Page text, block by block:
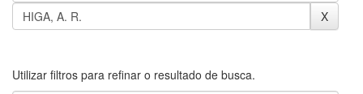
Utilizar filtros para refinar o resultado de busca.